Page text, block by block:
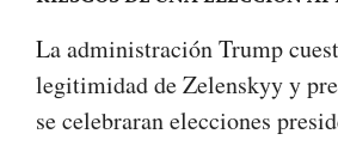
La administración Trump
legitimidad de Zelenskyy y
se celebraran elecciones